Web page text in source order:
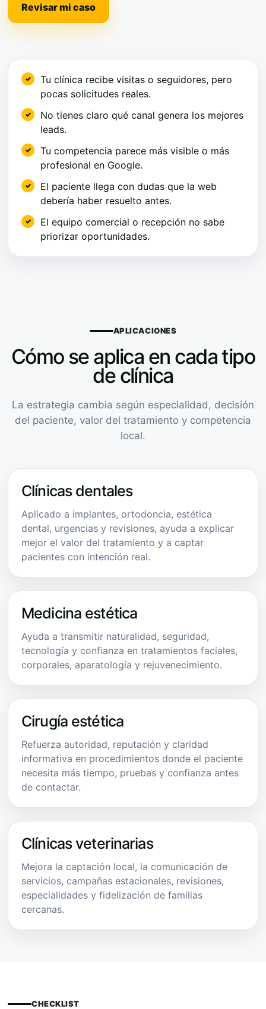
Revisar mi caso
Tu clínica recibe visitas o seguidores, pero
pocas solicitudes reales.
No tienes claro qué canal genera los mejores
leads.
Tu competencia parece más visible o más
profesional en Google.
El paciente llega con dudas que la web
debería haber resuelto antes.
El equipo comercial o recepción no sabe
priorizar oportunidades.
APLICACIONES
Cómo se aplica en cada tipo
de clínica
La estrategia cambia según especialidad, decisión
del paciente, valor del tratamiento y competencia
local.
Clínicas dentales
Aplicado a implantes, ortodoncia, estética
dental, urgencias y revisiones, ayuda a explicar
mejor el valor del tratamiento y a captar
pacientes con intención real.
Medicina estética
Ayuda a transmitir naturalidad, seguridad,
tecnología y confianza en tratamientos faciales,
corporales, aparatología y rejuvenecimiento.
Cirugía estética
Refuerza autoridad, reputación y claridad
informativa en procedimientos donde el paciente
necesita más tiempo, pruebas y confianza antes
de contactar.
Clínicas veterinarias
Mejora la captación local, la comunicación de
servicios, campañas estacionales, revisiones,
especialidades y fidelización de familias
cercanas.
CHECKLIST